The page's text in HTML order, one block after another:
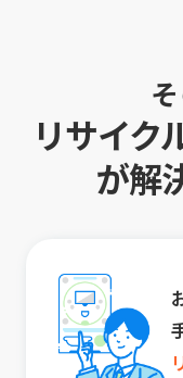
リサイク
が解